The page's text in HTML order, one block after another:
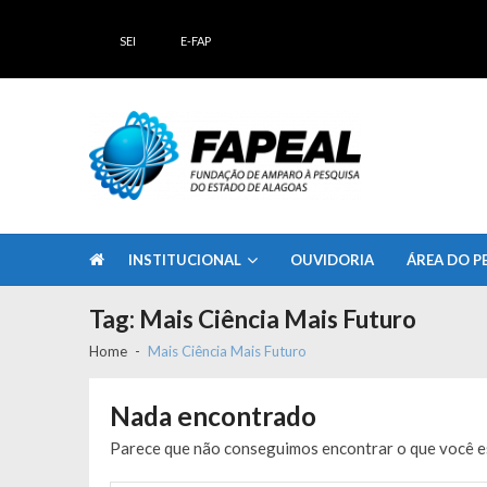
SEI E-FAP
INSTITUCIONAL OUVIDORIA ÁREA DO
Tag: Mais Ciência Mais Futuro
Home Mais Ciência Mais Futuro
Nada encontrado
Parece que não conseguimos encontrar o que você